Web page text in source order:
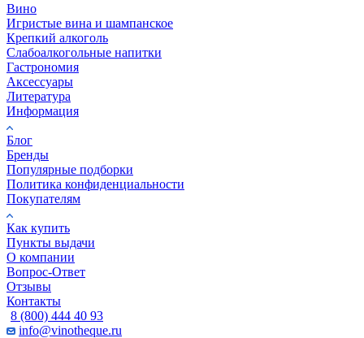
Вино
Игристые вина и шампанское
Крепкий алкоголь
Слабоалкогольные напитки
Гастрономия
Аксессуары
Литература
Информация
Блог
Бренды
Популярные подборки
Политика конфиденциальности
Покупателям
Как купить
Пункты выдачи
О компании
Вопрос-Ответ
Отзывы
Контакты
8 (800) 444 40 93
info@vinotheque.ru